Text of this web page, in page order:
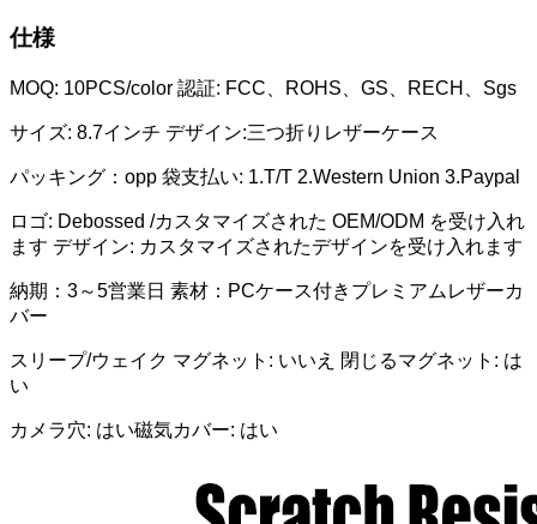
仕様
MOQ: 10PCS/color 認証: FCC、ROHS、GS、RECH、Sgs
サイズ: 8.7インチ デザイン:三つ折りレザーケース
パッキング： opp 袋支払い: 1.T/T 2.Western Union 3.Paypal
ロゴ: Debossed /カスタマイズされた OEM/ODM を受け入れ
ます デザイン: カスタマイズされたデザインを受け入れます
納期：3～5営業日 素材：PCケース付きプレミアムレザーカ
バー
スリープ/ウェイク マグネット: いいえ 閉じるマグネット: は
い
カメラ穴: はい磁気カバー: はい